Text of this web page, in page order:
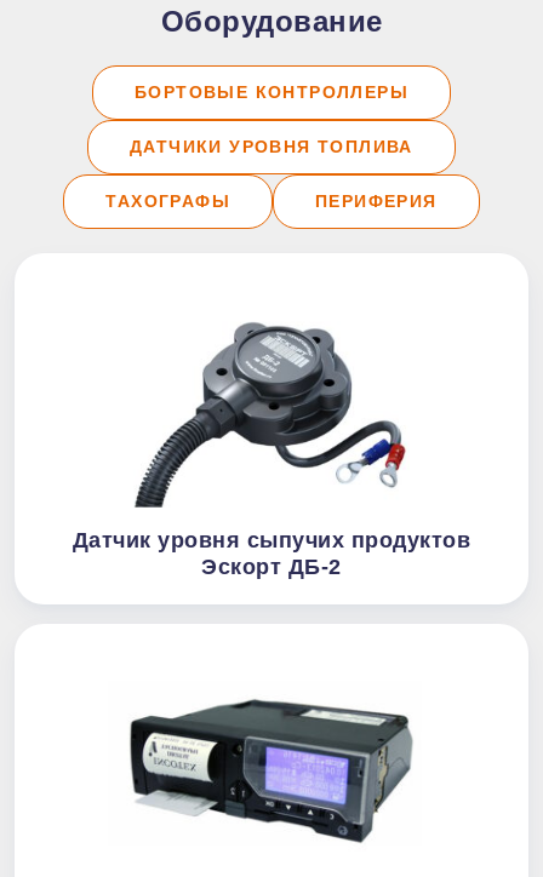
Оборудование
БОРТОВЫЕ КОНТРОЛЛЕРЫ
ДАТЧИКИ УРОВНЯ ТОПЛИВА
ТАХОГРАФЫ ПЕРИФЕРИЯ
Датчик уровня сыпучих продуктов
Эскорт ДБ-2